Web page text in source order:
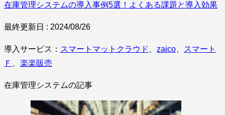
在庫管理システムの導入事例5選！よくある課題と導入効果
最終更新日 : 2024/08/26
導入サービス： スマートマットクラウド zaico
スマート
Ｆ
楽楽販売
在庫管理システムの記事